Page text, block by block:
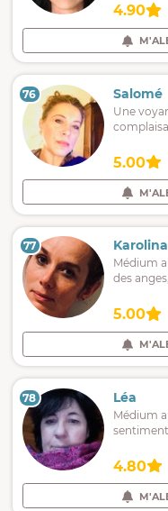
4.90
76 Salomé
Une
5.00
77 Karolina
Médium
des
5.00
78 Léa
Médium
4.80